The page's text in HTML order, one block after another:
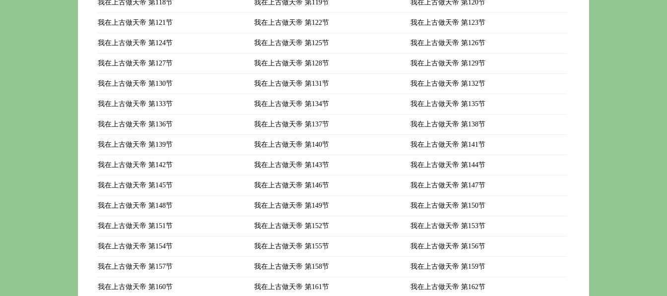
我在上古做天帝 第118节 我在上古做天帝 第119节 我在上古做天帝 第120节
我在上古做天帝 第121节 我在上古做天帝 第122节 我在上古做天帝 第123节
我在上古做天帝 第124节 我在上古做天帝 第125节 我在上古做天帝 第126节
我在上古做天帝 第127节 我在上古做天帝 第128节 我在上古做天帝 第129节
我在上古做天帝 第130节 我在上古做天帝 第131节 我在上古做天帝 第132节
我在上古做天帝 第133节 我在上古做天帝 第134节 我在上古做天帝 第135节
我在上古做天帝 第136节 我在上古做天帝 第137节 我在上古做天帝 第138节
我在上古做天帝 第139节 我在上古做天帝 第140节 我在上古做天帝 第141节
我在上古做天帝 第142节 我在上古做天帝 第143节 我在上古做天帝 第144节
我在上古做天帝 第145节 我在上古做天帝 第146节 我在上古做天帝 第147节
我在上古做天帝 第148节 我在上古做天帝 第149节 我在上古做天帝 第150节
我在上古做天帝 第151节 我在上古做天帝 第152节 我在上古做天帝 第153节
我在上古做天帝 第154节 我在上古做天帝 第155节 我在上古做天帝 第156节
我在上古做天帝 第157节 我在上古做天帝 第158节 我在上古做天帝 第159节
我在上古做天帝 第160节 我在上古做天帝 第161节 我在上古做天帝 第162节